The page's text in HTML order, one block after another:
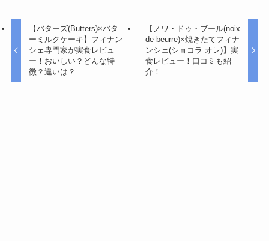
【バターズ(Butters)×バタ
ーミルクケーキ】フィナン
シェ専門家が実食レビュ
ー！おいしい？どんな特
徴？違いは？
【ノワ・ドゥ・ブール(noix
de beurre)×焼きたてフィナ
ンシェ(ショコラ オレ)】実
食レビュー！口コミも紹
介！